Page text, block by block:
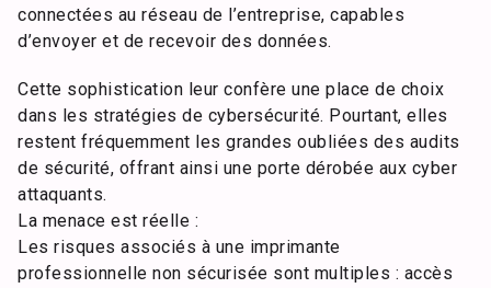
connectées au réseau de l’entreprise, capables
d’envoyer et de recevoir des données.
Cette sophistication leur confère une place de choix
dans les stratégies de cybersécurité. Pourtant, elles
restent fréquemment les grandes oubliées des audits
de sécurité, offrant ainsi une porte dérobée aux cyber
attaquants.
La menace est réelle :
Les risques associés à une imprimante
professionnelle non sécurisée sont multiples : accès